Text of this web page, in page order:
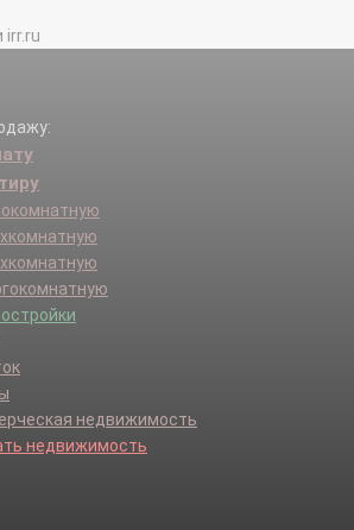
р-н.
irr.ru
недвижимость
недвижимость